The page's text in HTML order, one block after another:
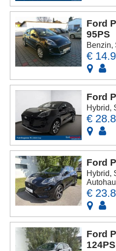
Ford
95PS
Benzin,
€
Ford
Hybrid,
€
Ford
Hybrid,
€
Ford
124PS